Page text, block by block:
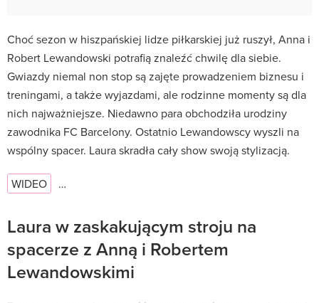
Choć sezon w hiszpańskiej lidze piłkarskiej już ruszył, Anna i
Robert Lewandowski potrafią znaleźć chwilę dla siebie.
Gwiazdy niemal non stop są zajęte prowadzeniem biznesu i
treningami, a także wyjazdami, ale rodzinne momenty są dla
nich najważniejsze. Niedawno para obchodziła urodziny
zawodnika FC Barcelony. Ostatnio Lewandowscy wyszli na
wspólny spacer. Laura skradła cały show swoją stylizacją.
WIDEO …
Laura w zaskakującym stroju na
spacerze z Anną i Robertem
Lewandowskimi